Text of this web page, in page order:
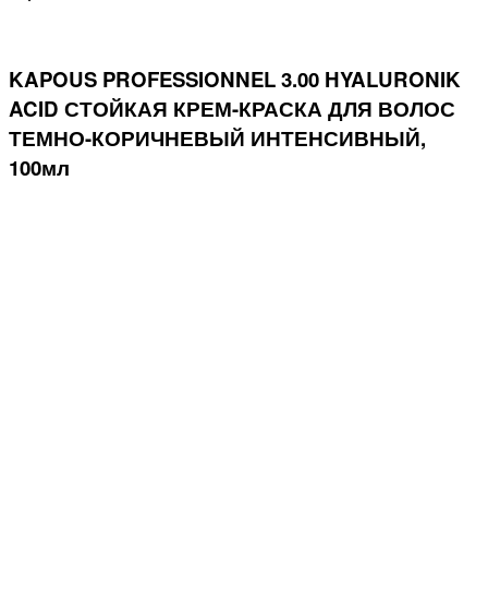
KAPOUS PROFESSIONNEL 3.00 HYALURONIK
ACID СТОЙКАЯ КРЕМ-КРАСКА ДЛЯ ВОЛОС
ТЕМНО-КОРИЧНЕВЫЙ ИНТЕНСИВНЫЙ,
100мл